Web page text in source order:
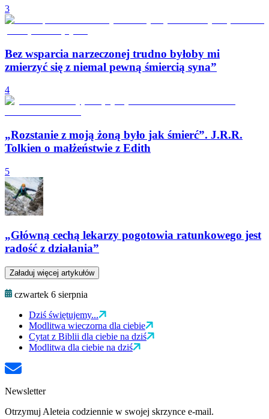
3
Bez wsparcia narzeczonej trudno byłoby mi
zmierzyć się z niemal pewną śmiercią syna”
4
„Rozstanie z moją żoną było jak śmierć”. J.R.R.
Tolkien o małżeństwie z Edith
5
„Główną cechą lekarzy pogotowia ratunkowego jest
radość z działania”
Załaduj więcej artykułów
czwartek 6 sierpnia
Dziś świętujemy...
Modlitwa wieczorna dla ciebie
Cytat z Biblii dla ciebie na dziś
Modlitwa dla ciebie na dziś
Newsletter
Otrzymuj Aleteia codziennie w swojej skrzynce e-mail.